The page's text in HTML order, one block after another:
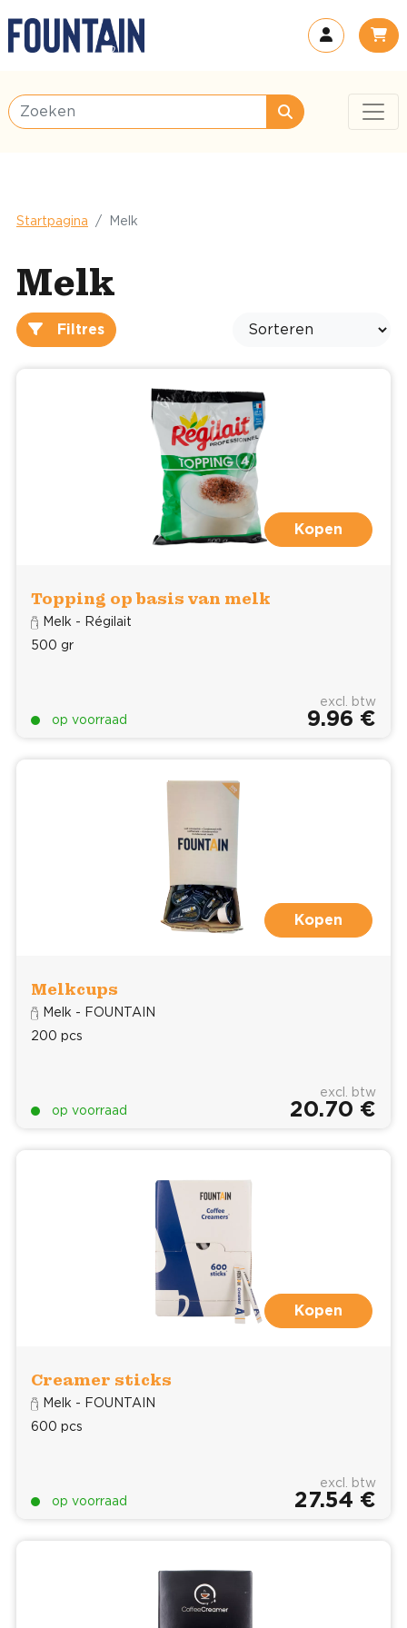
Startpagina Melk
Melk
Filtres
Kopen
Topping op basis van melk
Melk - Régilait
500 gr
op voorraad
excl. btw
9.96 €
Kopen
Melkcups
Melk - FOUNTAIN
200 pcs
op voorraad
excl. btw
20.70 €
Kopen
Creamer sticks
Melk - FOUNTAIN
600 pcs
op voorraad
excl. btw
27.54 €